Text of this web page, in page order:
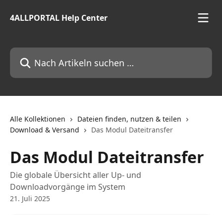
4ALLPORTAL Help Center
Nach Artikeln suchen …
Alle Kollektionen
Dateien finden, nutzen & teilen
Download & Versand
Das Modul Dateitransfer
Das Modul Dateitransfer
Die globale Übersicht aller Up- und
Downloadvorgänge im System
21. Juli 2025